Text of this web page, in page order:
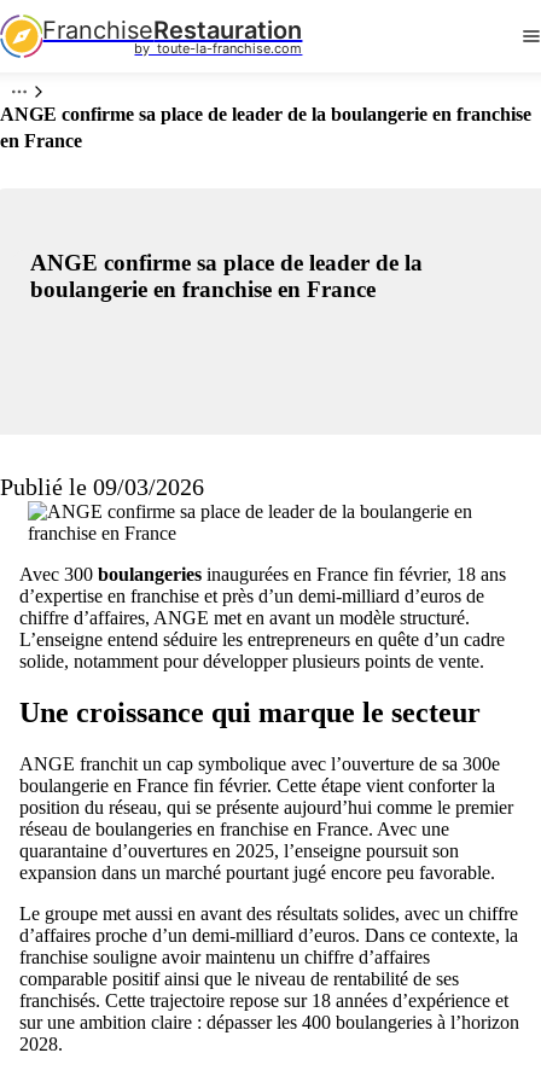
FranchiseRestauration
by  toute-la-franchise.com
ANGE confirme sa place de leader de la boulangerie en franchise
en France
ANGE confirme sa place de leader de la
boulangerie en franchise en France
Publié le 09/03/2026
Avec 300 boulangeries inaugurées en France fin février, 18 ans
d’expertise en franchise et près d’un demi-milliard d’euros de
chiffre d’affaires, ANGE met en avant un modèle structuré.
L’enseigne entend séduire les entrepreneurs en quête d’un cadre
solide, notamment pour développer plusieurs points de vente.
Une croissance qui marque le secteur
ANGE franchit un cap symbolique avec l’ouverture de sa 300e
boulangerie en France fin février. Cette étape vient conforter la
position du réseau, qui se présente aujourd’hui comme le premier
réseau de boulangeries en franchise en France. Avec une
quarantaine d’ouvertures en 2025, l’enseigne poursuit son
expansion dans un marché pourtant jugé encore peu favorable.
Le groupe met aussi en avant des résultats solides, avec un chiffre
d’affaires proche d’un demi-milliard d’euros. Dans ce contexte, la
franchise souligne avoir maintenu un chiffre d’affaires
comparable positif ainsi que le niveau de rentabilité de ses
franchisés. Cette trajectoire repose sur 18 années d’expérience et
sur une ambition claire : dépasser les 400 boulangeries à l’horizon
2028.